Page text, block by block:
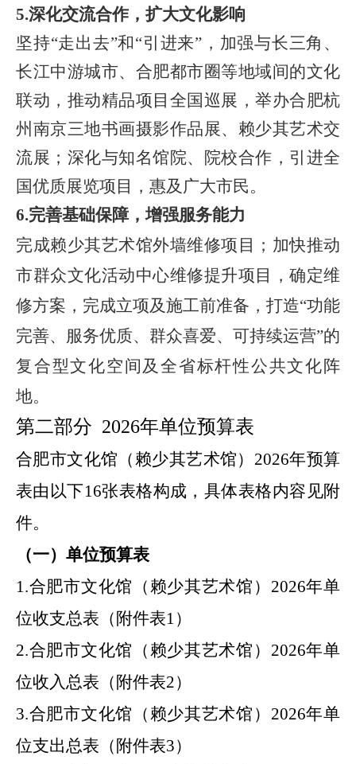
5.深化交流合作，扩大文化影响
坚持“走出去”和“引进来”，加强与长三角、
长江中游城市、合肥都市圈等地域间的文化
联动，推动精品项目全国巡展，举办合肥杭
州南京三地书画摄影作品展、赖少其艺术交
流展；深化与知名馆院、院校合作，引进全
国优质展览项目，惠及广大市民。
6.完善基础保障，增强服务能力
完成赖少其艺术馆外墙维修项目 ； 加快推动
市群众文化活动中心维修提升项目，确定维
修方案，完成立项及施工前准备， 打造“功能
完善、服务优质、群众喜爱、可持续运营”的
复合型文化空间及全省标杆性公共文化阵
地。
第二部分 2026年单位预算表
合肥市文化馆（赖少其艺术馆） 2026年预算
表由以下16张表格构成，具体表格内容见附
件。
（一）单位预算表
1.合肥市文化馆（赖少其艺术馆） 2026年单
位收支总表（附件表1 ）
2.合肥市文化馆（赖少其艺术馆） 2026年单
位收入总表（附件表2）
3.合肥市文化馆（赖少其艺术馆） 2026年单
位支出总表（附件表3）